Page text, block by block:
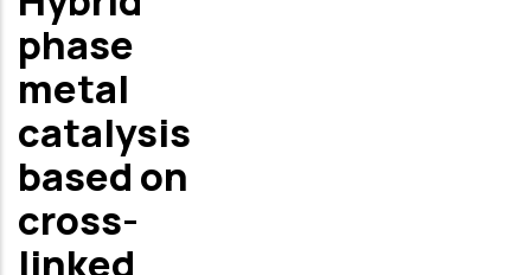
phase
metal
catalysis
based on
cross-
linked